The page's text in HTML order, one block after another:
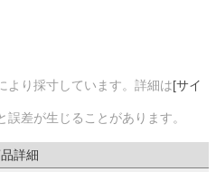
り採寸しています。詳細は[サイ
差が生じることがあります。
詳細